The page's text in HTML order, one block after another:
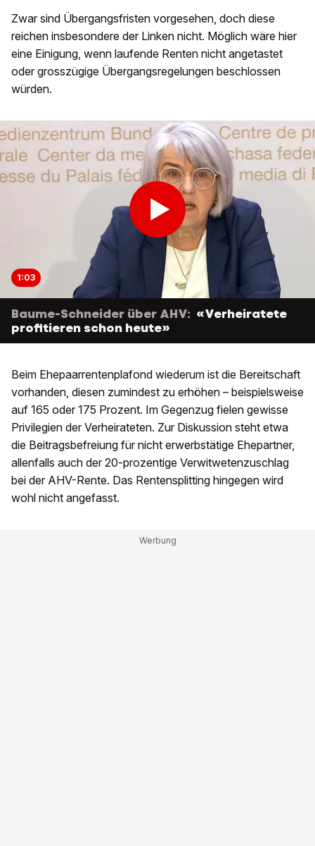
Zwar sind Übergangsfristen vorgesehen, doch diese
reichen insbesondere der Linken nicht. Möglich wäre hier
eine Einigung, wenn laufende Renten nicht angetastet
oder grosszügige Übergangsregelungen beschlossen
würden.
1:03
Baume-Schneider über AHV: «Verheiratete
profitieren schon heute»
Beim Ehepaarrentenplafond wiederum ist die Bereitschaft
vorhanden, diesen zumindest zu erhöhen – beispielsweise
auf 165 oder 175 Prozent. Im Gegenzug fielen gewisse
Privilegien der Verheirateten. Zur Diskussion steht etwa
die Beitragsbefreiung für nicht erwerbstätige Ehepartner,
allenfalls auch der 20-prozentige Verwitwetenzuschlag
bei der AHV-Rente. Das Rentensplitting hingegen wird
wohl nicht angefasst.